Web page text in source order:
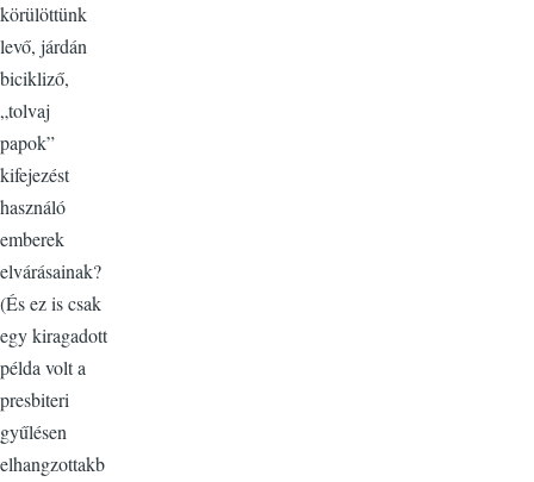
körülöttünk
levő, járdán
bicikliző,
„tolvaj
papok”
kifejezést
használó
emberek
elvárásainak?
(És ez is csak
egy kiragadott
példa volt a
presbiteri
gyűlésen
elhangzottakb